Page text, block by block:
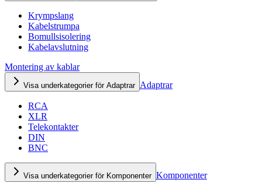
Krympslang
Kabelstrumpa
Bomullsisolering
Kabelavslutning
Montering av kablar
Visa underkategorier för Adaptrar Adaptrar
RCA
XLR
Telekontakter
DIN
BNC
Visa underkategorier för Komponenter Komponenter